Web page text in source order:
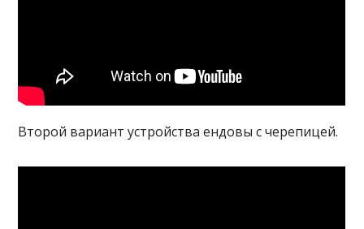
Второй вариант устройства ендовы с черепицей.